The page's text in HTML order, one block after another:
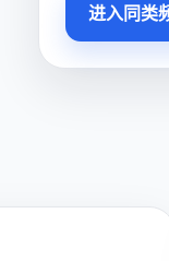
进入同类